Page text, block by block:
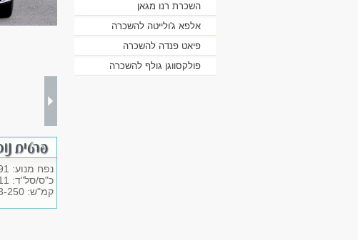
נפח מנוע: 1595-1991
כ"ס/סל"ד: 5300-6000/156-211
קמ"ש: 223-250
השכרת רנו מגאן
אלפא ג'ולייטה להשכרה
פיאט פנדה להשכרה
פולקסווגן גולף להשכרה